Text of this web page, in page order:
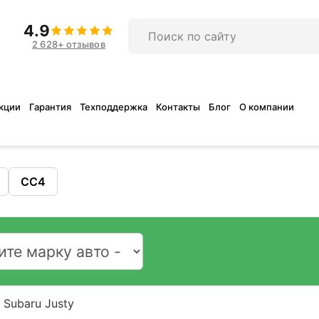
4.9
2 628+ отзывов
Гарантия Техподдержка Контакты Блог О компании
CC4
Subaru Justy